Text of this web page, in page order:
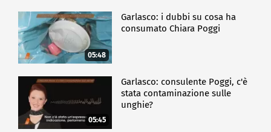
05:48
Garlasco: i dubbi su cosa ha
consumato Chiara Poggi
05:45
Garlasco: consulente Poggi, c'è
stata contaminazione sulle
unghie?